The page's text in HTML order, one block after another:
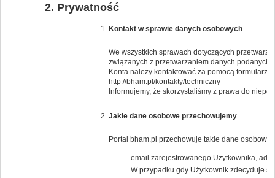
Prywatność
Kontakt w sprawie danych osobowych
We wszystkich sprawach dotyczących
związanych z przetwarzaniem danych podanych
Konta należy kontaktować za pomocą
http://bham.pl/kontakty/techniczny
Informujemy, że skorzystaliśmy z prawa do
Jakie dane osobowe przechowujemy
Portal bham.pl przechowuje takie dane osobowe
email zarejestrowanego Użytkownika,
W przypadku gdy Użytkownik zdecyduje